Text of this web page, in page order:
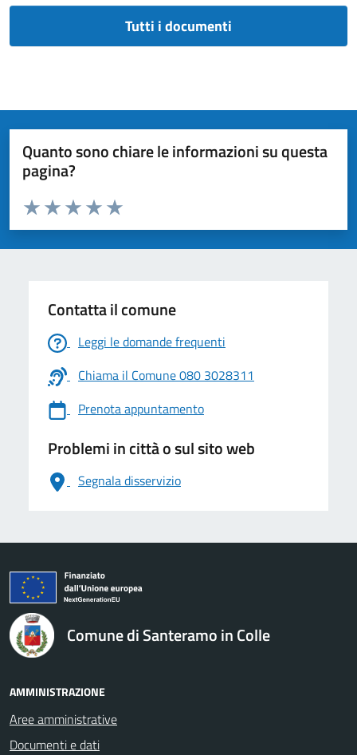
Tutti i documenti
Quanto sono chiare le informazioni su questa
pagina?
Valuta da 1 a 5 stelle la pagina
Valuta 5 stelle su 5
Valuta 4 stelle su 5
Valuta 3 stelle su 5
Valuta 2 stelle su 5
Valuta 1 stelle su 5
Contatta il comune
Leggi le domande frequenti
Chiama il Comune 080 3028311
Prenota appuntamento
Problemi in città o sul sito web
Segnala disservizio
logo Unione Europea
Comune di Santeramo in Colle
AMMINISTRAZIONE
Aree amministrative
Documenti e dati